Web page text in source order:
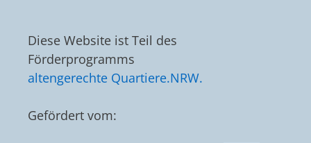
Diese Website ist Teil des
Förderprogramms
altengerechte Quartiere.NRW.
Gefördert vom: